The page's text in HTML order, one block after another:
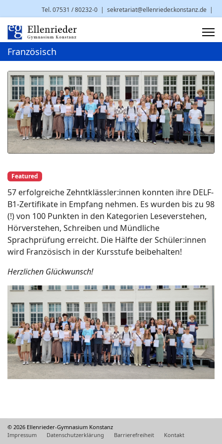
Tel. 07531 / 80232-0 | sekretariat@ellenrieder.konstanz.de |
Brauneggerstr. 29 | 78462 Konstanz
Französisch
Featured
57 erfolgreiche Zehntklässler:innen konnten ihre DELF-
B1-Zertifikate in Empfang nehmen. Es wurden bis zu 98
(!) von 100 Punkten in den Kategorien Leseverstehen,
Hörverstehen, Schreiben und Mündliche
Sprachprüfung erreicht. Die Hälfte der Schüler:innen
wird Französisch in der Kursstufe beibehalten!
Herzlichen Glückwunsch!
© 2026 Ellenrieder-Gymnasium Konstanz
Impressum
Datenschutzerklärung Barrierefreiheit Kontakt